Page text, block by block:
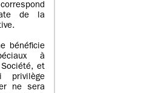
de la
bénéficie
à
et
privilège
ne sera